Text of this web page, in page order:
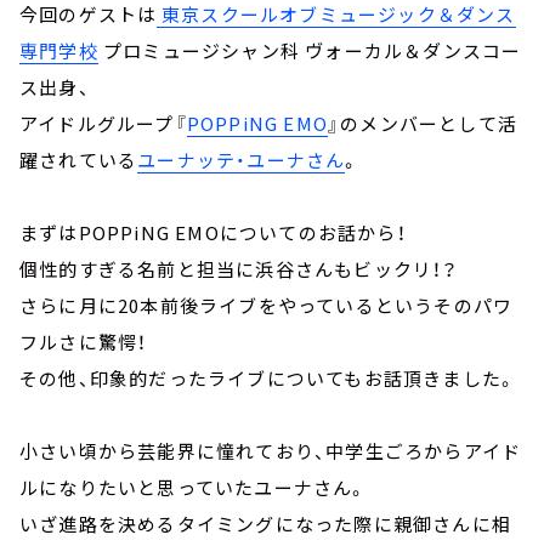
今回のゲストは ⁠⁠⁠東京スクールオブミュージック＆ダンス
専門学校 プロミュージシャン科 ヴォーカル＆ダンスコー
ス出身、
アイドルグループ『POPPiNG EMO』のメンバーとして活
躍されているユーナッテ・ユーナさん。
まずはPOPPiNG EMOについてのお話から！
個性的すぎる名前と担当に浜谷さんもビックリ！？
さらに月に20本前後ライブをやっているというそのパワ
フルさに驚愕！
その他、印象的だったライブについてもお話頂きました。
小さい頃から芸能界に憧れており、中学生ごろからアイド
ルになりたいと思っていたユーナさん。
いざ進路を決めるタイミングになった際に親御さんに相